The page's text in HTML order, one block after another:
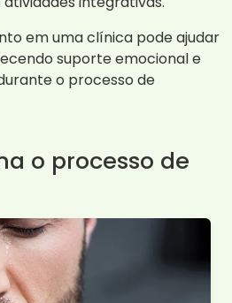
em uma clínica pode ajudar
suporte emocional e
o processo de
o processo de